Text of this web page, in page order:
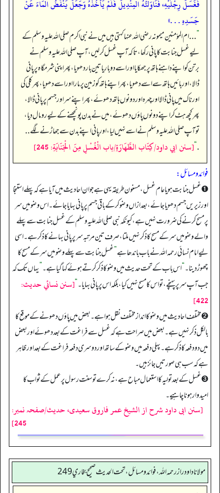
فَغَسَلَ رِجْلَيْهِ، فَنَاوَلْتُهُ الْمِنْدِيلَ فَلَمْ يَأْخُذْهُ وَجَعَلَ يَنْفُضُ الْمَاءَ عَنْ
جَسَدِهِ . . .»
”. . . ام المؤمنین میمونہ رضی اللہ عنہا کہتی ہیں میں نے نبی اکرم صلی اللہ علیہ وسلم کے
لیے غسل جنابت کا پانی رکھا، تاکہ آپ غسل کر لیں، آپ صلی اللہ علیہ وسلم نے
برتن کو اپنے داہنے ہاتھ پر جھکایا اور اسے دوبار یا تین بار دھویا، پھر اپنی شرمگاہ پر پانی
ڈالا، اور بائیں ہاتھ سے اسے دھویا، پھر اپنے ہاتھ کو زمین پر مارا اور اسے دھویا، پھر کلی کی
اور ناک میں پانی ڈالا اور چہرہ اور دونوں ہاتھ دھوئے، پھر اپنے سر اور جسم پر پانی ڈالا،
پھر کچھ ہٹ کر اپنے دونوں پاؤں دھوئے، میں نے بدن پونچھنے کے لیے رومال دیا،
تو آپ صلی اللہ علیہ وسلم نے اسے نہیں لیا، اور پانی اپنے بدن سے جھاڑنے لگے . .
.
“[سنن ابي داود/كِتَاب الطَّهَارَةِ/باب الْغُسْلِ مِنَ الْجَنَابَةِ: 245]
فوائد و مسائل:
➊ غسل جنابت ہو یا عام غسل، مسنون طریقہ یہی ہے جو ان احادیث میں آیا ہے کہ پہلے استنجا
اور زیریں جسم دھویا جائے، بعد ازاں وضو کر کے باقی جسم پر پانی بہایا جائے۔ اس وضو میں سر
پر مسح کرنے کی ضرورت نہیں ہے، کیونکہ نبی صلی اللہ علیہ وسلم کے غسل جنابت سے پہلے
والے وضو میں سر کے مسح کا ذکر نہیں ملتا، صرف تین مرتبہ سر پر پانی بہانے کا ذکر ہے۔ اسی
لیے امام نسائی رحمہ اللہ نے باب باندھا ہے”غسل جنابت سے پہلے وضو میں سر کے مسح کا
چھوڑ دینا۔“اس باب کے تحت حدیث میں وضو کا ذکر کرتے ہوئے کہا گیا ہے۔”یہاں تک کہ
جب آپ سر پر پہنچے، تو اس کا مسح نہیں کیا، بلکہ اس پر پانی بہایا۔“[سنن نسائي حديث:
422]
➋ مختلف احادیث میں وضو کا انداز مختلف نقل ہوا ہے۔ بعض میں پاؤں دھونے کے موقع کا
بالکل ذکر نہیں ہے۔ بعض میں صراحت ہے کہ غسل سے فراغت کے بعد دھوئے اور بعض
میں دو دفعہ کا ذکر ہے۔ پہلی دفعہ میں وضو کے ساتھ اور دوسری دفعہ فراغت کے بعد اور ظاہر
ہے کہ سب ہی صورتیں جائز ہیں۔
➌ غسل کے بعد تولیہ کا استعمال مباح ہے، نہ کرے تو سنت رسول پر عمل کے ثواب کا
امیدوار ہونا چاہیے۔
[سنن ابی داود شرح از الشیخ عمر فاروق سعیدی، حدیث/صفحہ نمبر:
245]
مولانا داود راز رحمه الله، فوائد و مسائل، تحت الحديث صحيح بخاري 249